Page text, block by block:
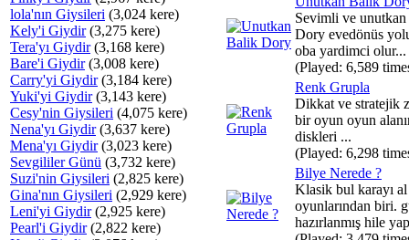
lola'nın Giysileri (3,024 kere)
Kely'i Giydir(3,275 kere)
Tera'yı Giydir(3,168 kere)
Bare'i Giydir(3,008 kere)
Carry'yi Giydir(3,184 kere)
Yuki'yi Giydir(3,143 kere)
Cesy'nin Giysileri (4,075 kere)
Nena'yı Giydir(3,637 kere)
Mena'yı Giydir(3,023 kere)
Sevgililer Günü (3,732 kere)
Suzi'nin Giysileri (2,825 kere)
Gina'nın Giysileri (2,929 kere)
Leni'yi Giydir(2,925 kere)
Pearl'i Giydir(2,822 kere)
Sevimli ve
Dory evedönüs
oba yardimci olur...
(Played: 6,589
Renk Grupla
Dikkat ve stratejik
bir oyun oyun
diskleri ...
(Played: 6,298
Bilye Nerede ?
Klasik bul karayı al
oyunlarından biri.
hazırlanmış hile